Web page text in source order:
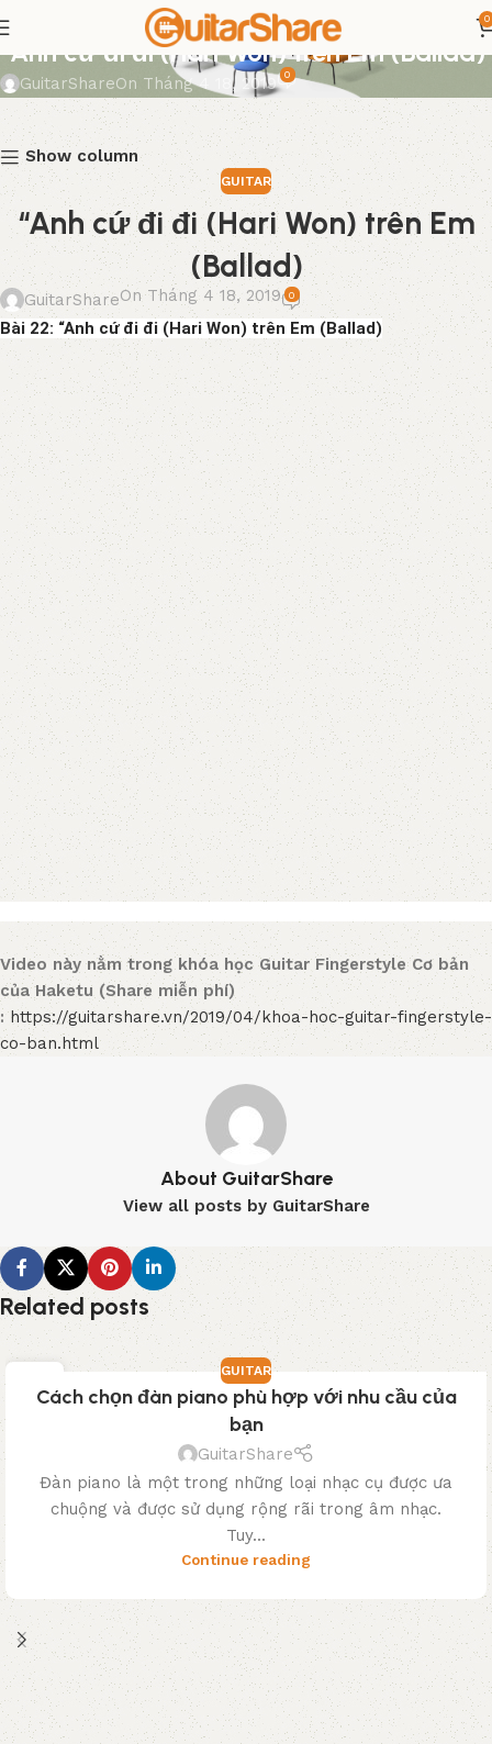
0
GUITAR
“Anh cứ đi đi (Hari Won) trên Em (Ballad)
GuitarShareOn Tháng 4 18, 2019 0
Show column
GUITAR
“Anh cứ đi đi (Hari Won) trên Em
(Ballad)
GuitarShareOn Tháng 4 18, 2019 0
Bài 22: “Anh cứ đi đi (Hari Won) trên Em (Ballad)
Video này nằm trong khóa học Guitar Fingerstyle Cơ bản
của Haketu (Share miễn phí)
: https://guitarshare.vn/2019/04/khoa-hoc-guitar-fingerstyle-
co-ban.html
About GuitarShare
View all posts by GuitarShare
Related posts
TH3
GUITAR
Cách chọn đàn piano phù hợp với nhu cầu của
bạn
GuitarShare
Đàn piano là một trong những loại nhạc cụ được ưa
chuộng và được sử dụng rộng rãi trong âm nhạc.
Tuy...
Continue reading